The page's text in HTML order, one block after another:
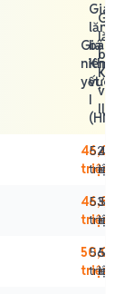
Giá
niêm
yết
Giá
lăn
bánh
Khu
vực
I
(HN/
Giá
lăn
bánh
Khu
vực
II
46,0
triệu
52,37
triệu
49,17
triệu
46,8
triệu
53,21
triệu
50,01
triệu
50,0
triệu
56,57
triệu
53,37
triệu